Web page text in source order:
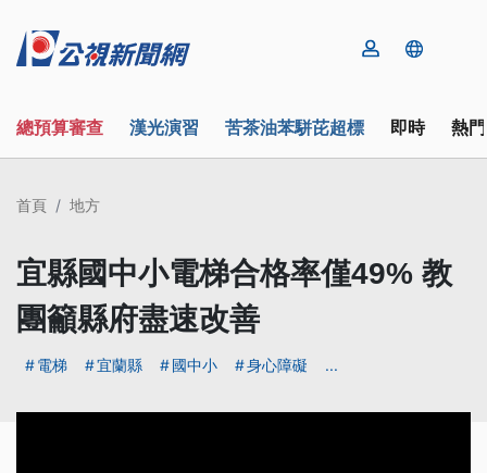
總預算審查 漢光演習 苦茶油苯駢芘超標 即時 熱
首頁 地方
宜縣國中小電梯合格率僅49% 教
團籲縣府盡速改善
電梯 宜蘭縣 國中小 身心障礙 ...